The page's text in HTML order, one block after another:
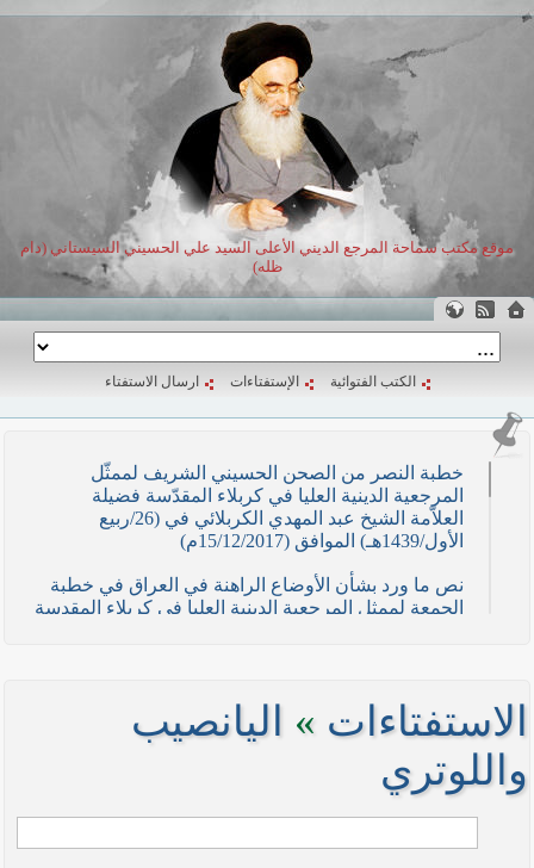
موقع مكتب سماحة المرجع الديني الأعلى السيد علي الحسيني السيستاني (دام
ظله)
الكتب الفتوائية الإستفتاءات ارسال الاستفتاء
خطبة النصر من الصحن الحسيني الشريف لممثّل
المرجعية الدينية العليا في كربلاء المقدّسة فضيلة
العلاّمة الشيخ عبد المهدي الكربلائي في (26/ربيع
الأول/1439هـ) الموافق (15/12/2017م)
نص ما ورد بشأن الأوضاع الراهنة في العراق في خطبة
الجمعة لممثل المرجعية الدينية العليا في كربلاء المقدسة
نص ما ورد بشأن الأوضاع الراهنة في العراق في خطبة
الجمعة لممثل المرجعية الدينية العليا في كربلاء المقدسة
نصّ ما ورد بشأن الوضع الراهن في العراق في خطبة
الاستفتاءات »
اليانصيب
واللوتري